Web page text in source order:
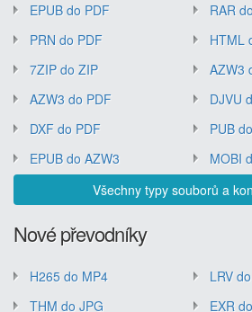
EPUB do PDF
RAR
PRN do PDF
HTML
7ZIP do ZIP
AZW3
AZW3 do PDF
DJVU
DXF do PDF
PUB
EPUB do AZW3
MOBI
Všechny typy souborů a
Nové převodníky
H265 do MP4
LRV
THM do JPG
EXR